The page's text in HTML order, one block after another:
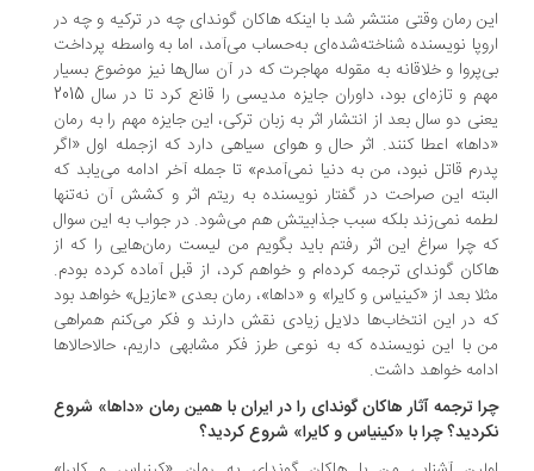
رمان وقتی منتشر شد با اینکه هاکان گوندای چه در ترکیه و چه در
نویسنده شناخته‌شده‌ای به‌حساب می‌آمد، اما به واسطه پرداخت
و خلاقانه به مقوله مهاجرت که در آن سال‌ها نیز موضوع بسیار
مهم و تازه‌ای بود، داوران جایزه مدیسی را قانع کرد تا در سال 2015
دو سال بعد از انتشار اثر به زبان ترکی، این جایزه مهم را به رمان
اعطا کنند. اثر حال و هوای سیاهی دارد که ازجمله اول «اگر
قاتل نبود، من به دنیا نمی‌آمدم» تا جمله آخر ادامه می‌یابد که
این صراحت در گفتار نویسنده به ریتم اثر و کشش آن نه‌تنها
نمی‌زند بلکه سبب جذابیتش هم می‌شود. در جواب به این سوال
چرا سراغ این اثر رفتم باید بگویم من لیست رمان‌هایی را که از
گوندای ترجمه کرده‌ام و خواهم کرد، از قبل آماده کرده بودم.
بعد از «کینیاس و کایرا» و «داها»، رمان بعدی «عازیل» خواهد بود
در این انتخاب‌ها دلایل زیادی نقش دارند و فکر می‌کنم همراهی
با این نویسنده که به نوعی طرز فکر مشابهی داریم، حالاحالاها
خواهد داشت.
ترجمه آثار هاکان گوندای را در ایران با همین رمان «داها» شروع
چرا با «کینیاس و کایرا» شروع کردید؟